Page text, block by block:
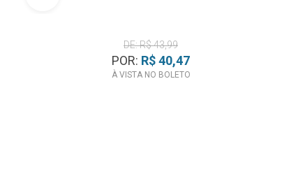
DE: R$ 43,99
POR: R$ 40,47
À VISTA NO BOLETO